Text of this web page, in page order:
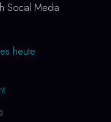
Social Media
heute